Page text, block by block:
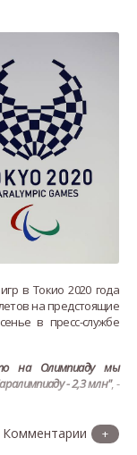
в Токио 2020 года
на предстоящие
в пресс-службе
на Олимпиаду мы
- 2,3 млн", -
может составить
+